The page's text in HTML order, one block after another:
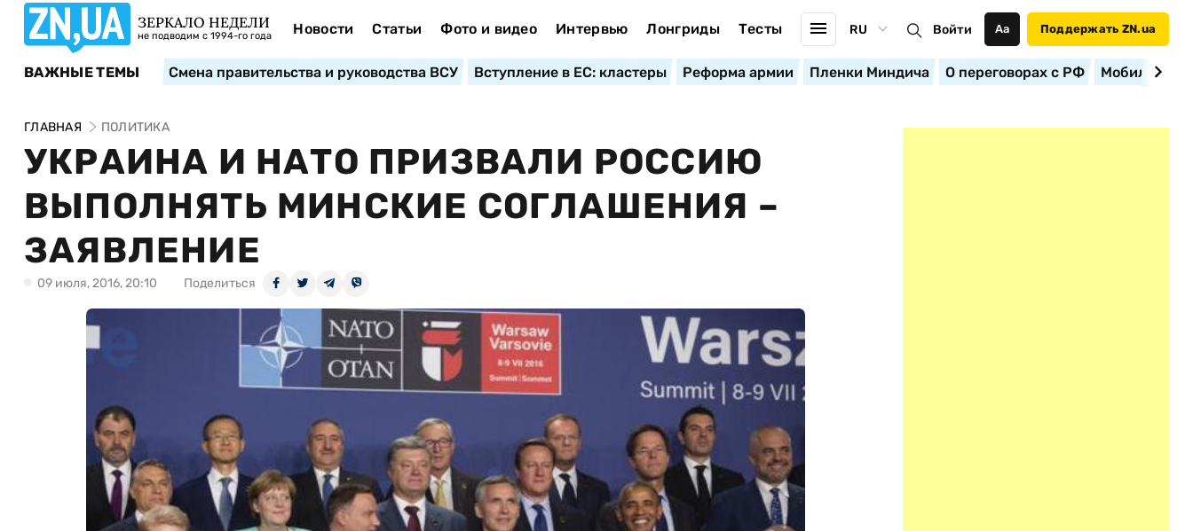
ЗЕРКАЛО НЕДЕЛИ
не подводим с 1994-го года Новости Статьи Фото и видео Интервью Лонгриды Тесты RU Войти Аа Поддержать ZN.ua
ВАЖНЫЕ ТЕМЫ Смена правительства и руководства ВСУ Вступление в ЕС: кластеры Реформа армии Пленки Миндича О переговорах с РФ
ГЛАВНАЯ ПОЛИТИКА
УКРАИНА И НАТО ПРИЗВАЛИ РОССИЮ
ВЫПОЛНЯТЬ МИНСКИЕ СОГЛАШЕНИЯ –
ЗАЯВЛЕНИЕ
09 июля, 2016, 20:10 Поделиться